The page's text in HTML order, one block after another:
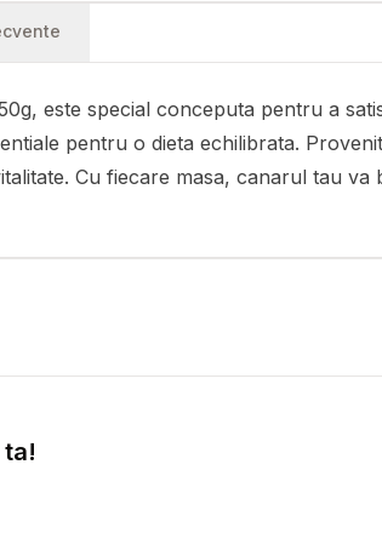
este special conceputa pentru a
pentru o dieta echilibrata.
Cu fiecare masa, canarul tau